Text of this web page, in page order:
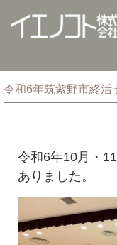
令和6年筑紫野市終活
令和6年10月・
ありました。